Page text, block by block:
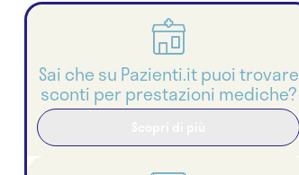
Sai che su Pazienti.it puoi trovare
sconti per prestazioni mediche?